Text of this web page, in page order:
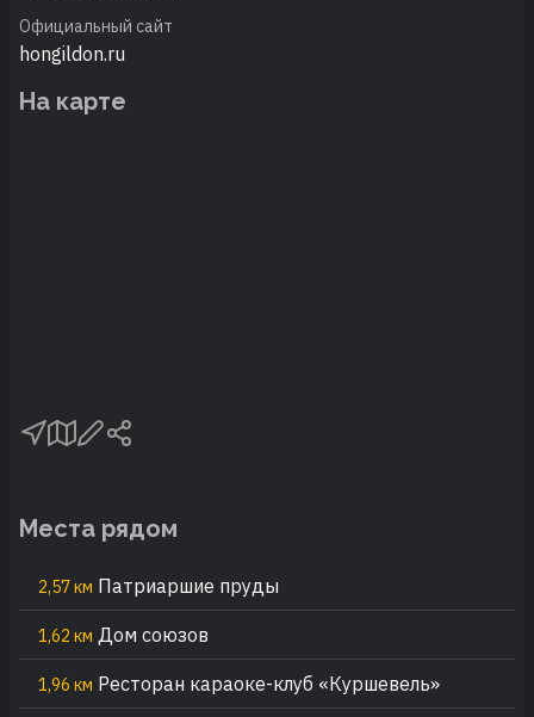
Официальный сайт
hongildon.ru
На карте
Места рядом
2,57 км Патриаршие пруды
1,62 км Дом союзов
1,96 км Ресторан караоке-клуб «Куршевель»